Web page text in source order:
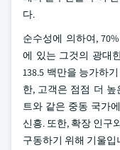
다.
순수성에 의하여,
에 있는 그것의 광대
138.5 백만을 능가하
한, 고객은 점점 더
트와 같은 중동 국가
신흥. 또한, 확장 인구
구동하기 위해 기울입